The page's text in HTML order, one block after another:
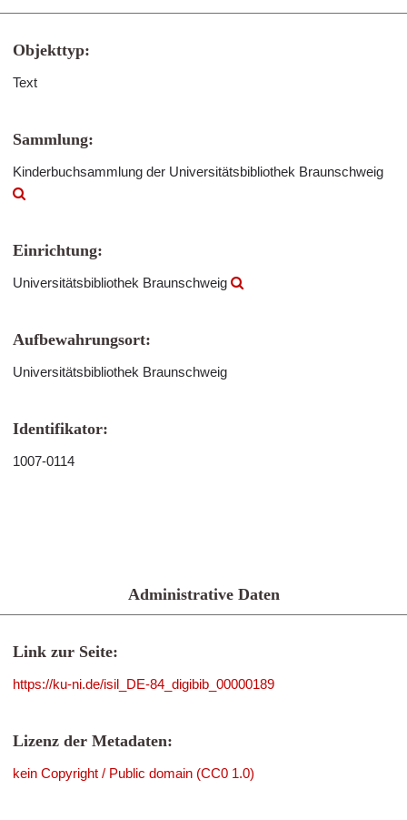
Objekttyp:
Text
Sammlung:
Kinderbuchsammlung der Universitätsbibliothek Braunschweig
Einrichtung:
Universitätsbibliothek Braunschweig
Aufbewahrungsort:
Universitätsbibliothek Braunschweig
Identifikator:
1007-0114
Administrative Daten
Link zur Seite:
https://ku-ni.de/isil_DE-84_digibib_00000189
Lizenz der Metadaten:
kein Copyright / Public domain (CC0 1.0)